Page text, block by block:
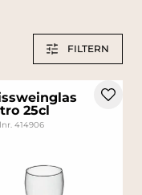
FILTERN
25cl
414906